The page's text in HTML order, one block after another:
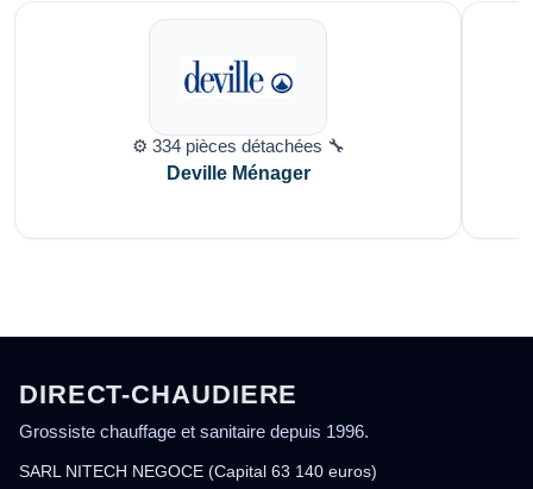
⚙️ 334 pièces détachées 🔧
Deville Ménager
DIRECT-CHAUDIERE
Grossiste chauffage et sanitaire depuis 1996.
SARL NITECH NEGOCE (Capital 63 140 euros)